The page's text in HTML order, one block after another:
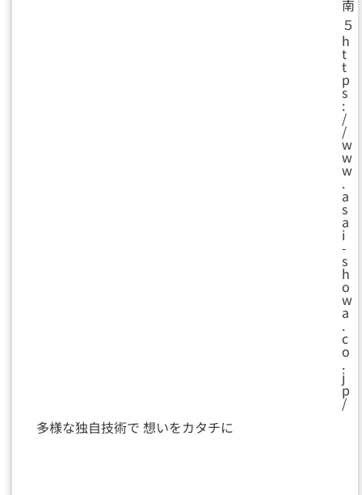
南
５
h
t
t
p
s
:
/
/
w
w
w
.
a
s
a
i
-
s
h
o
w
a
.
c
o
.
j
p
/
多様な独自技術で 想いをカタチに